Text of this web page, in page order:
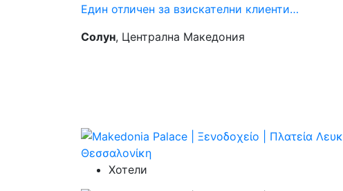
Един отличен за взискателни клиенти…
Солун, Централна Македония
Хотели